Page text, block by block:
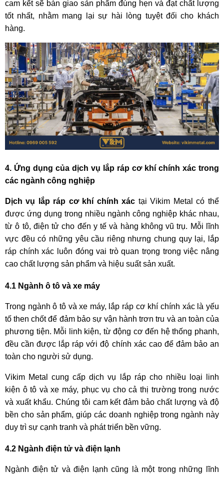
cam kết sẽ bàn giao sản phẩm đúng hẹn và đạt chất lượng
tốt nhất, nhằm mang lại sự hài lòng tuyệt đối cho khách
hàng.
4. Ứng dụng của dịch vụ lắp ráp cơ khí chính xác trong
các ngành công nghiệp
Dịch vụ lắp ráp cơ khí chính xác tại Vikim Metal có thể
được ứng dụng trong nhiều ngành công nghiệp khác nhau,
từ ô tô, điện tử cho đến y tế và hàng không vũ trụ. Mỗi lĩnh
vực đều có những yêu cầu riêng nhưng chung quy lại, lắp
ráp chính xác luôn đóng vai trò quan trọng trong việc nâng
cao chất lượng sản phẩm và hiệu suất sản xuất.
4.1 Ngành ô tô và xe máy
Trong ngành ô tô và xe máy, lắp ráp cơ khí chính xác là yếu
tố then chốt để đảm bảo sự vận hành trơn tru và an toàn của
phương tiện. Mỗi linh kiện, từ động cơ đến hệ thống phanh,
đều cần được lắp ráp với độ chính xác cao để đảm bảo an
toàn cho người sử dụng.
Vikim Metal cung cấp dịch vụ lắp ráp cho nhiều loại linh
kiện ô tô và xe máy, phục vụ cho cả thị trường trong nước
và xuất khẩu. Chúng tôi cam kết đảm bảo chất lượng và độ
bền cho sản phẩm, giúp các doanh nghiệp trong ngành này
duy trì sự cạnh tranh và phát triển bền vững.
4.2 Ngành điện tử và điện lạnh
Ngành điện tử và điện lạnh cũng là một trong những lĩnh